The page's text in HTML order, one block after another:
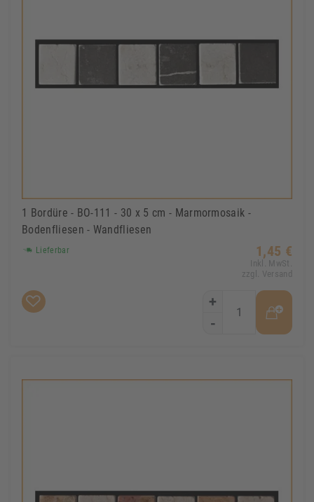
1 Bordüre - BO-111 - 30 x 5 cm - Marmormosaik -
Bodenfliesen - Wandfliesen
Lieferbar 1,45 €
Inkl. MwSt.
zzgl. Versand
+
-